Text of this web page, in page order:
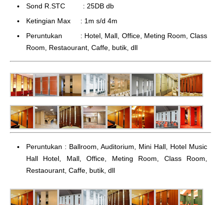
Sond R.STC : 25DB db
Ketingian Max : 1m s/d 4m
Peruntukan : Hotel, Mall, Office, Meting Room, Class
Room, Restaourant, Caffe, butik, dll
Peruntukan : Ballroom, Auditorium, Mini Hall, Hotel Music
Hall Hotel, Mall, Office, Meting Room, Class Room,
Restaourant, Caffe, butik, dll